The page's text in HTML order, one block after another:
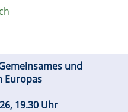
und
Europas
19.30 Uhr